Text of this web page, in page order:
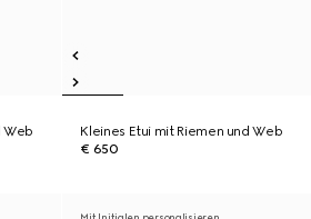
Web
Kleines Etui mit Riemen und Web
€ 650